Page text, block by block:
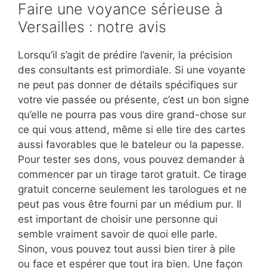
Faire une voyance sérieuse à
Versailles : notre avis
Lorsqu’il s’agit de prédire l’avenir, la précision
des consultants est primordiale. Si une voyante
ne peut pas donner de détails spécifiques sur
votre vie passée ou présente, c’est un bon signe
qu’elle ne pourra pas vous dire grand-chose sur
ce qui vous attend, même si elle tire des cartes
aussi favorables que le bateleur ou la papesse.
Pour tester ses dons, vous pouvez demander à
commencer par un tirage tarot gratuit. Ce tirage
gratuit concerne seulement les tarologues et ne
peut pas vous être fourni par un médium pur. Il
est important de choisir une personne qui
semble vraiment savoir de quoi elle parle.
Sinon, vous pouvez tout aussi bien tirer à pile
ou face et espérer que tout ira bien. Une façon